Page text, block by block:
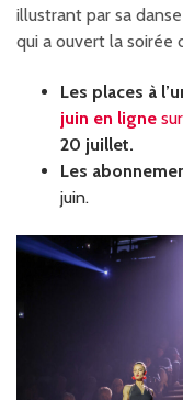
illustrant par sa
qui a ouvert la soirée
Les places à
juin en ligne
20 juillet.
Les
juin.